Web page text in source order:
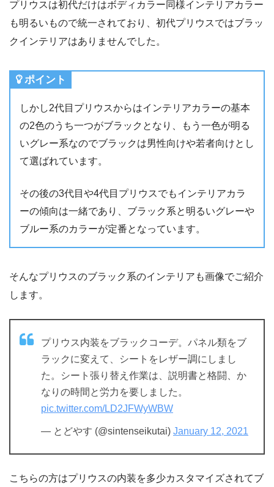
プリウスは初代だけはボディカラー同様インテリアカラー
も明るいもので統一されており、初代プリウスではブラッ
クインテリアはありませんでした。
ポイント
しかし2代目プリウスからはインテリアカラーの基本
の2色のうち一つがブラックとなり、もう一色が明る
いグレー系なのでブラックは男性向けや若者向けとし
て選ばれています。
その後の3代目や4代目プリウスでもインテリアカラ
ーの傾向は一緒であり、ブラック系と明るいグレーや
ブルー系のカラーが定番となっています。
そんなプリウスのブラック系のインテリアも画像でご紹介
します。
プリウス内装をブラックコーデ。パネル類をブ
ラックに変えて、シートをレザー調にしまし
た。シート張り替え作業は、説明書と格闘、か
なりの時間と労力を要しました。
pic.twitter.com/LD2JFWyWBW
— とどやす (@sintenseikutai) January 12, 2021
こちらの方はプリウスの内装を多少カスタマイズされてブ